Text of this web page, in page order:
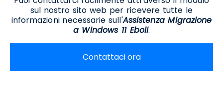
sul nostro sito web per ricevere tutte le
informazioni necessarie sull'Assistenza Migrazione
a Windows 11 Eboli.
Contattaci ora